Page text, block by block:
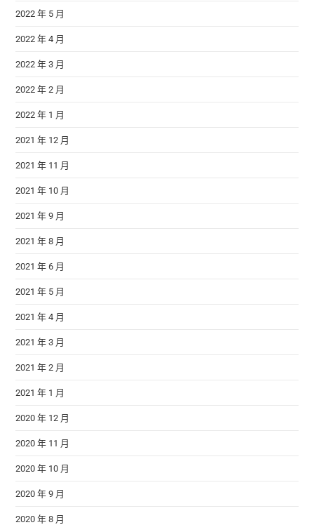
2022 年 5 月
2022 年 4 月
2022 年 3 月
2022 年 2 月
2022 年 1 月
2021 年 12 月
2021 年 11 月
2021 年 10 月
2021 年 9 月
2021 年 8 月
2021 年 6 月
2021 年 5 月
2021 年 4 月
2021 年 3 月
2021 年 2 月
2021 年 1 月
2020 年 12 月
2020 年 11 月
2020 年 10 月
2020 年 9 月
2020 年 8 月